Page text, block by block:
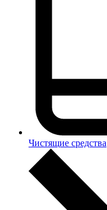
Чистящие средства